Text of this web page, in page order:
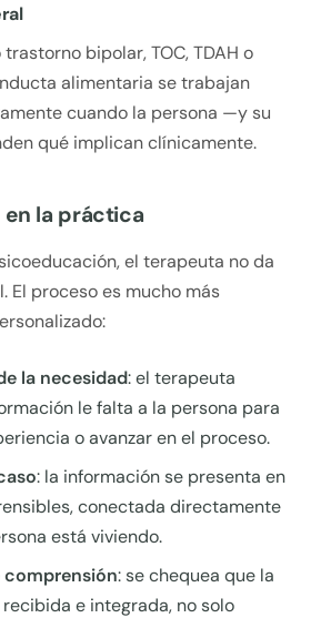
bipolar, TOC, TDAH o
alimentaria se trabajan
cuando la persona —y su
qué implican clínicamente.
la práctica
el terapeuta no da
El proceso es mucho más
la necesidad: el terapeuta
le falta a la persona para
o avanzar en el proceso.
: la información se presenta en
conectada directamente
está viviendo.
: se chequea que la
e integrada, no solo